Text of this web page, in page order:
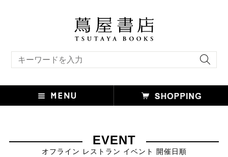
EVENT
オフライン レストラン イベント 開催日順